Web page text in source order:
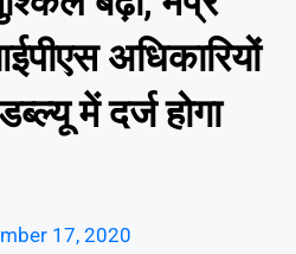
अधिकारियों
में दर्ज होगा
17, 2020